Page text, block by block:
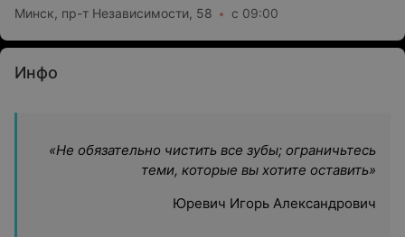
Минск, пр-т Независимости, 58 с 09:00
Инфо
«Не обязательно чистить все зубы; ограничьтесь
теми, которые вы хотите оставить»
Юревич Игорь Александрович